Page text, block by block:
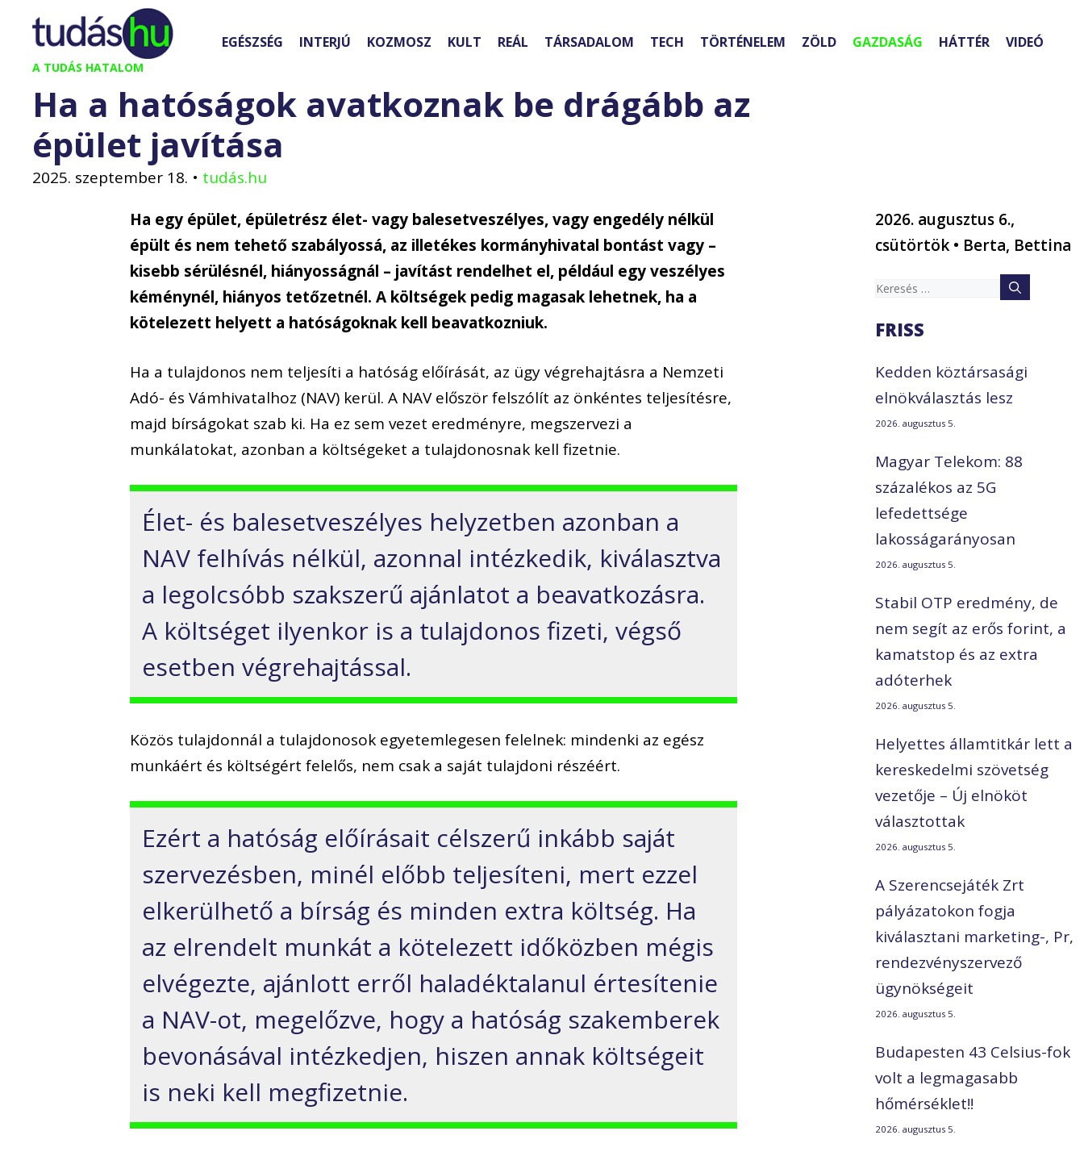
Kilépés
tartalomba
A TUDÁS HATALOM
EGÉSZSÉG INTERJÚ KOZMOSZ KULT REÁL TÁRSADALOM TECH TÖRTÉNELEM ZÖLD GAZDASÁG HÁTTÉR VIDEÓ
Ha a hatóságok avatkoznak be drágább az
épület javítása
2025. szeptember 18. • tudás.hu
Ha egy épület, épületrész élet- vagy balesetveszélyes, vagy engedély nélkül
épült és nem tehető szabályossá, az illetékes kormányhivatal bontást vagy –
kisebb sérülésnél, hiányosságnál – javítást rendelhet el, például egy veszélyes
kéménynél, hiányos tetőzetnél. A költségek pedig magasak lehetnek, ha a
kötelezett helyett a hatóságoknak kell beavatkozniuk.
Ha a tulajdonos nem teljesíti a hatóság előírását, az ügy végrehajtásra a Nemzeti
Adó- és Vámhivatalhoz (NAV) kerül. A NAV először felszólít az önkéntes teljesítésre,
majd bírságokat szab ki. Ha ez sem vezet eredményre, megszervezi a
munkálatokat, azonban a költségeket a tulajdonosnak kell fizetnie.
Élet- és balesetveszélyes helyzetben azonban a
NAV felhívás nélkül, azonnal intézkedik, kiválasztva
a legolcsóbb szakszerű ajánlatot a beavatkozásra.
A költséget ilyenkor is a tulajdonos fizeti, végső
esetben végrehajtással.
Közös tulajdonnál a tulajdonosok egyetemlegesen felelnek: mindenki az egész
munkáért és költségért felelős, nem csak a saját tulajdoni részéért.
Ezért a hatóság előírásait célszerű inkább saját
szervezésben, minél előbb teljesíteni, mert ezzel
elkerülhető a bírság és minden extra költség. Ha
az elrendelt munkát a kötelezett időközben mégis
elvégezte, ajánlott erről haladéktalanul értesítenie
a NAV-ot, megelőzve, hogy a hatóság szakemberek
bevonásával intézkedjen, hiszen annak költségeit
is neki kell megfizetnie.
2026. augusztus 6.,
csütörtök • Berta, Bettina
Keresés:
FRISS
Kedden köztársasági
elnökválasztás lesz
2026. augusztus 5.
Magyar Telekom: 88
százalékos az 5G
lefedettsége
lakosságarányosan
2026. augusztus 5.
Stabil OTP eredmény, de
nem segít az erős forint, a
kamatstop és az extra
adóterhek
2026. augusztus 5.
Helyettes államtitkár lett a
kereskedelmi szövetség
vezetője – Új elnököt
választottak
2026. augusztus 5.
A Szerencsejáték Zrt
pályázatokon fogja
kiválasztani marketing-, Pr,
rendezvényszervező
ügynökségeit
2026. augusztus 5.
Budapesten 43 Celsius-fok
volt a legmagasabb
hőmérséklet!!
2026. augusztus 5.